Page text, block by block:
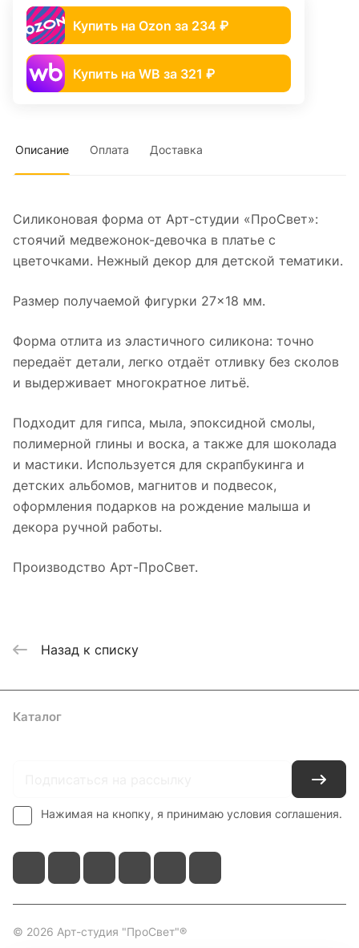
Купить на Ozon за 234 ₽
Купить на WB за 321 ₽
Описание Оплата Доставка
Силиконовая форма от Арт-студии «ПроСвет»:
стоячий медвежонок-девочка в платье с
цветочками. Нежный декор для детской тематики.
Размер получаемой фигурки 27×18 мм.
Форма отлита из эластичного силикона: точно
передаёт детали, легко отдаёт отливку без сколов
и выдерживает многократное литьё.
Подходит для гипса, мыла, эпоксидной смолы,
полимерной глины и воска, а также для шоколада
и мастики. Используется для скрапбукинга и
детских альбомов, магнитов и подвесок,
оформления подарков на рождение малыша и
декора ручной работы.
Производство Арт-ПроСвет.
Назад к списку
Каталог
Нажимая на кнопку, я принимаю условия соглашения.
© 2026 Арт-студия "ПроСвет"®